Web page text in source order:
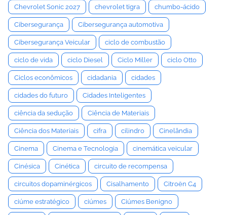
Chevrolet Sonic 2027 chevrolet tigra chumbo-ácido
Cibersegurança Cibersegurança automotiva
Cibersegurança Veicular ciclo de combustão
ciclo de vida ciclo Diesel Ciclo Miller ciclo Otto
Ciclos econômicos cidadania cidades
cidades do futuro Cidades Inteligentes
ciência da sedução Ciência de Materiais
Ciência dos Materiais cifra cilindro Cinelândia
Cinema Cinema e Tecnologia cinemática veicular
Cinésica Cinética circuito de recompensa
circuitos dopaminérgicos Cisalhamento Citroën C4
ciúme estratégico ciúmes Ciúmes Benigno